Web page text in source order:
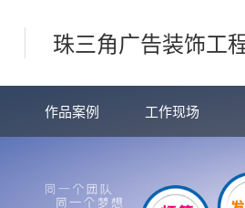
珠三角广告装饰工
作品案例 工作现场